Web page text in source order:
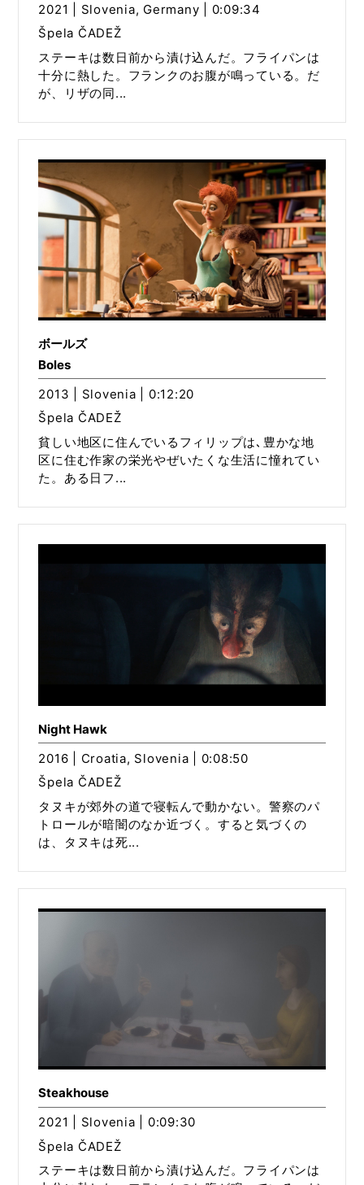
2021 | Slovenia, Germany | 0:09:34
Špela ČADEŽ
ステーキは数日前から漬け込んだ。フライパンは
十分に熱した。フランクのお腹が鳴っている。だ
が、リザの同...
ボールズ
Boles
2013 | Slovenia | 0:12:20
Špela ČADEŽ
貧しい地区に住んでいるフィリップは､豊かな地
区に住む作家の栄光やぜいたくな生活に憧れてい
た。ある日フ...
Night Hawk
2016 | Croatia, Slovenia | 0:08:50
Špela ČADEŽ
タヌキが郊外の道で寝転んで動かない。警察のパ
トロールが暗闇のなか近づく。すると気づくの
は、タヌキは死...
Steakhouse
2021 | Slovenia | 0:09:30
Špela ČADEŽ
ステーキは数日前から漬け込んだ。フライパンは